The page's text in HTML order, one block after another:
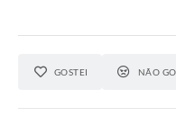
GOSTEI NÃO